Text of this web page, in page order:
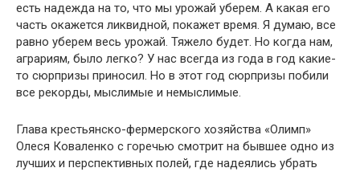
есть надежда на то, что мы урожай уберем. А какая его
часть окажется ликвидной, покажет время. Я думаю, все
равно уберем весь урожай. Тяжело будет. Но когда нам,
аграриям, было легко? У нас всегда из года в год какие-
то сюрпризы приносил. Но в этот год сюрпризы побили
все рекорды, мыслимые и немыслимые.
Глава крестьянско-фермерского хозяйства «Олимп»
Олеся Коваленко с горечью смотрит на бывшее одно из
лучших и перспективных полей, где надеялись убрать